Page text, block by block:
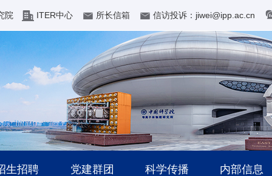
院 ITER中心 所长信箱 信访投诉：jiwei@ipp.ac.cn
生招聘 党建群团 科学传播 内部信息